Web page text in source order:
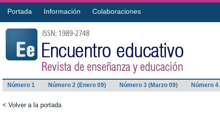
Portada Información Colaboraciones
Número 1 Número 2 (Enero 09) Número 3 (Marzo 09) Número
< Volver a la portada